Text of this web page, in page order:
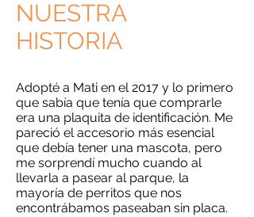
Adopté a Mati en el 2017 y lo primero
que sabía que tenía que comprarle
era una plaquita de identificación. Me
pareció el accesorio más esencial
que debía tener una mascota, pero
me sorprendí mucho cuando al
llevarla a pasear al parque, la
mayoría de perritos que nos
encontrábamos paseaban sin placa.
NUESTRA
HISTORIA